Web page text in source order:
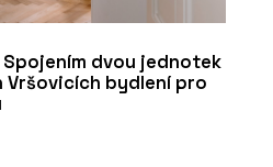
dvou jednotek
Vršovicích bydlení pro